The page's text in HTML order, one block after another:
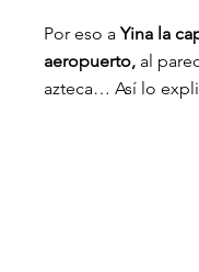
Por eso a Yina la
aeropuerto, al
azteca… Así lo